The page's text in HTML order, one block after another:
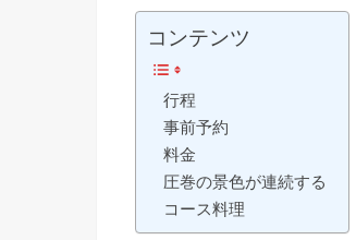
コンテンツ
行程
事前予約
料金
圧巻の景色が連続する
コース料理